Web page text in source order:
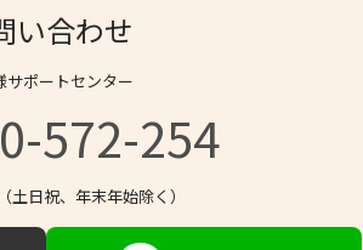
い合わせ
サポートセンター
572-254
土日祝、年末年始除く）